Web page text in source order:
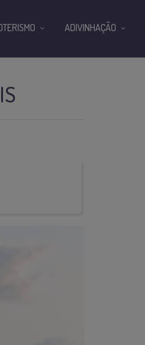
ADIVINHAÇÃO